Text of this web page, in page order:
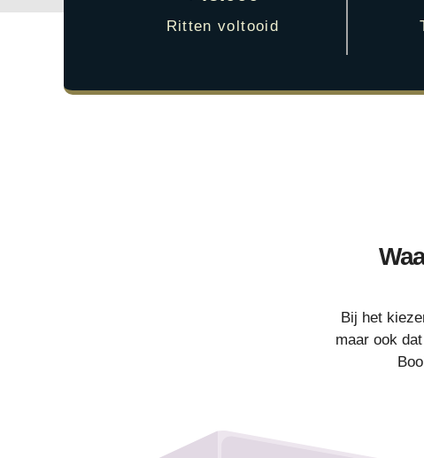
Ritten voltooid
Bij het
maar ook